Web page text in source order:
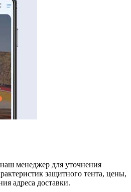
менеджер для уточнения
защитного тента, цены,
адреса доставки.